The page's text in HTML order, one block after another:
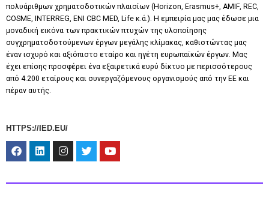
πολυάριθμων χρηματοδοτικών πλαισίων (Horizon, Erasmus+, AMIF, REC,
COSME, INTERREG, ENI CBC MED, Life κ.ά.). Η εμπειρία μας μας έδωσε μια
μοναδική εικόνα των πρακτικών πτυχών της υλοποίησης
συγχρηματοδοτούμενων έργων μεγάλης κλίμακας, καθιστώντας μας
έναν ισχυρό και αξιόπιστο εταίρο και ηγέτη ευρωπαϊκών έργων. Μας
έχει επίσης προσφέρει ένα εξαιρετικά ευρύ δίκτυο με περισσότερους
από 4.200 εταίρους και συνεργαζόμενους οργανισμούς από την ΕΕ και
πέραν αυτής.
HTTPS://IED.EU/